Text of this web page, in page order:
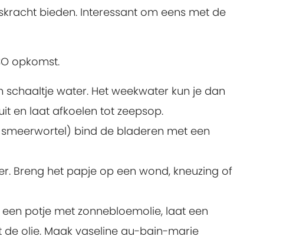
bieden. Interessant om eens met de
opkomst.
schaaltje water. Het weekwater kun je dan
en laat afkoelen tot zeepsop.
bind de bladeren met een
Breng het papje op een wond, kneuzing of
potje met zonnebloemolie, laat een
de olie. Maak vaseline au-bain-marie